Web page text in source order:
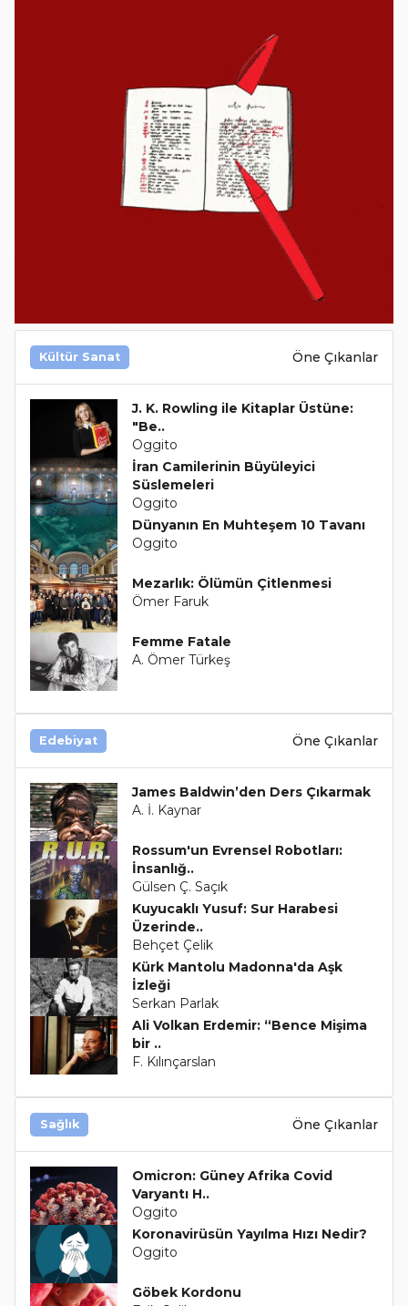
Kültür Sanat Öne Çıkanlar
J. K. Rowling ile Kitaplar Üstüne:
"Be..
Oggito
İran Camilerinin Büyüleyici
Süslemeleri
Oggito
Dünyanın En Muhteşem 10 Tavanı
Oggito
Mezarlık: Ölümün Çitlenmesi
Ömer Faruk
Femme Fatale
A. Ömer Türkeş
Edebiyat Öne Çıkanlar
James Baldwin’den Ders Çıkarmak
A. İ. Kaynar
Rossum'un Evrensel Robotları:
İnsanlığ..
Gülsen Ç. Saçık
Kuyucaklı Yusuf: Sur Harabesi
Üzerinde..
Behçet Çelik
Kürk Mantolu Madonna'da Aşk
İzleği
Serkan Parlak
Ali Volkan Erdemir: “Bence Mişima
bir ..
F. Kılınçarslan
Sağlık Öne Çıkanlar
Omicron: Güney Afrika Covid
Varyantı H..
Oggito
Koronavirüsün Yayılma Hızı Nedir?
Oggito
Göbek Kordonu